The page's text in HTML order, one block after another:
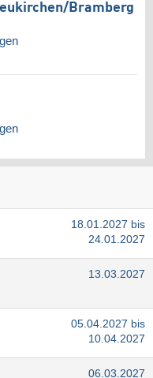
​Bramberg
18.01.2027 bis
24.01.2027
13.03.2027
05.04.2027 bis
10.04.2027
06.03.2027